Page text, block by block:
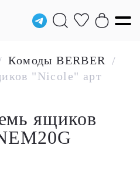
Комоды BERBER /
"Nicole" арт
ящиков